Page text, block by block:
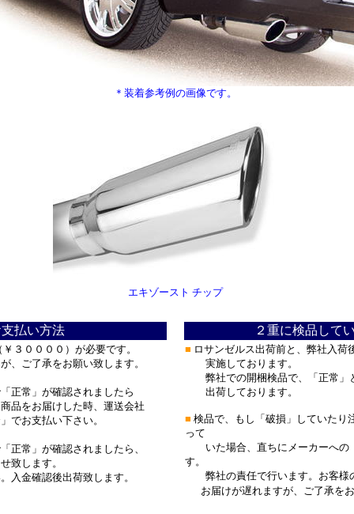
＊装着参考例の画像です。
エキゾースト チップ
払い方法
２重に検品して
３００００）が必要です。
ご了承をお願い致します。
正常」が確認されましたら
品をお届けした時、運送会社
でお支払い下さい。
常」が確認されましたら、
致します。
金確認後出荷致します。
■ ロサンゼルス出荷前と、弊社入荷
実施しております。
弊社での開梱検品で、「正常」
出荷しております。
■ 検品で、もし「破損」していたり
って
いた場合、直ちにメーカーへの
す。
弊社の責任で行います。お客様
お届けが遅れますが、ご了承を